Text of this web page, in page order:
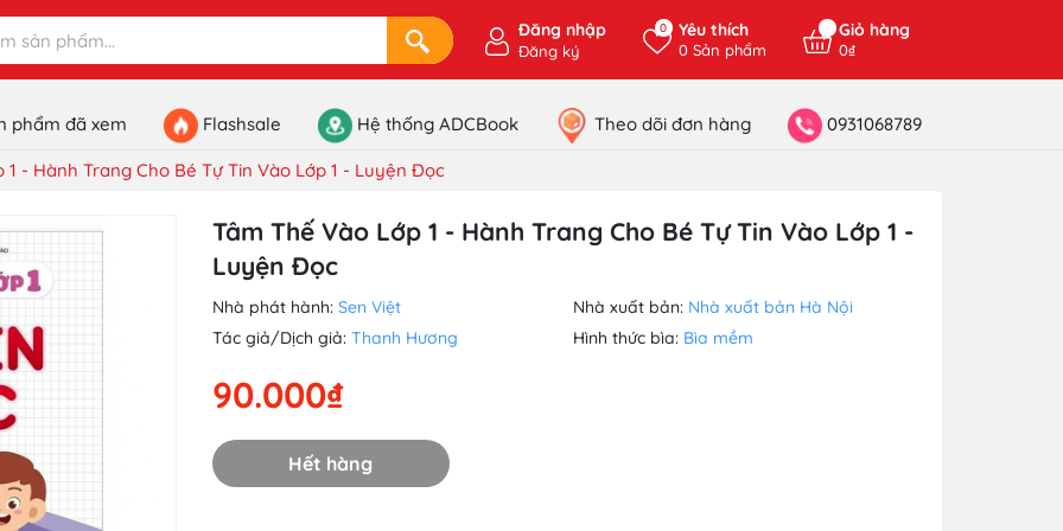
Đăng nhập
Đăng ký
0 Yêu thích
0Sản phẩm
Giỏ hàng
0₫
phẩm đã xem Flashsale Hệ thống ADCBook Theo dõi đơn hàng 0931068789
1 - Hành Trang Cho Bé Tự Tin Vào Lớp 1 - Luyện Đọc
Tâm Thế Vào Lớp 1 - Hành Trang Cho Bé Tự Tin Vào Lớp 1 -
Luyện Đọc
Nhà phát hành: Sen Việt Nhà xuất bản: Nhà xuất bản Hà Nội
Tác giả/Dịch giả: Thanh Hương Hình thức bìa: Bìa mềm
90.000₫
Hết hàng